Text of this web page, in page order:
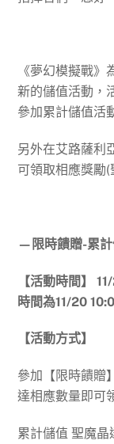
《夢幻模擬戰
新的儲值活動，
參加累計儲值活
另外在艾路薩利
可領取相應獎勵
—限時饋贈-累
【活動時間】
時間為11/20
【活動方式】
參加【限時饋贈
達相應數量即可
累計儲值 聖魔晶